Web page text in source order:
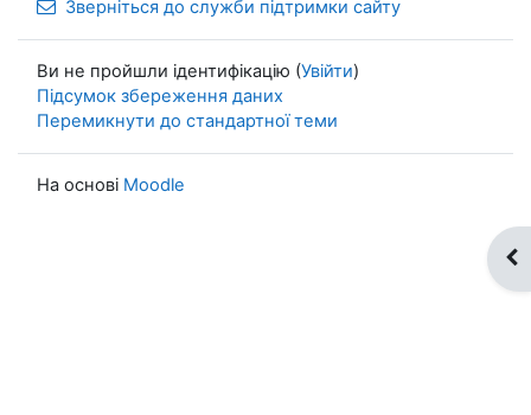
Зверніться до служби підтримки сайту
Ви не пройшли ідентифікацію (Увійти)
Підсумок збереження даних
Перемикнути до стандартної теми
На основі Moodle